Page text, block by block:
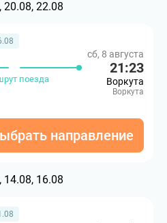
20.08, 22.08
поезда
сб, 8 августа
21:23
Воркута
Воркута
направление
14.08, 16.08